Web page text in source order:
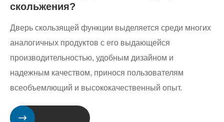
скольжения?
Дверь скользящей функции выделяется среди многих
аналогичных продуктов с его выдающейся
производительностью, удобным дизайном и
надежным качеством, принося пользователям
всеобъемлющий и высококачественный опыт.
